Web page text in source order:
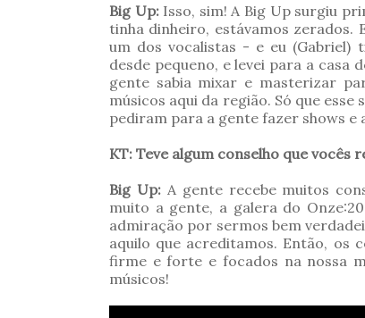
Big Up:Isso, sim! A Big Up surgiu
tinha dinheiro, estávamos zerados.
um dos vocalistas - e eu (Gabriel)
desde pequeno, e levei para a
gente sabia mixar e masterizar
músicos aqui da região. Só que
pediram para a gente fazer shows e
KT: Teve algum conselho que vocês
Big Up:A gente recebe muitos
muito a gente, a galera do
admiração por sermos bem
aquilo que acreditamos. Então, os
firme e forte e focados na nossa
músicos!